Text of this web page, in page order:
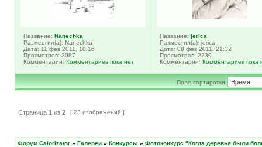
Название: Nanechka
Разместил(а): Nanechka
Дата: 11 фев 2011, 10:16
Просмотров: 2087
Комментарии: Комментариев пока нет
Название: jerica
Разместил(а): jerica
Дата: 08 фев 2011, 21:32
Просмотров: 2230
Комментарии: Комментариев пока
Поле сортировки
Страница 1 из 2 [ 23 изображений ]
Форум Calorizator » Галереи » Конкурсы » Фотоконкурс "Когда деревья были